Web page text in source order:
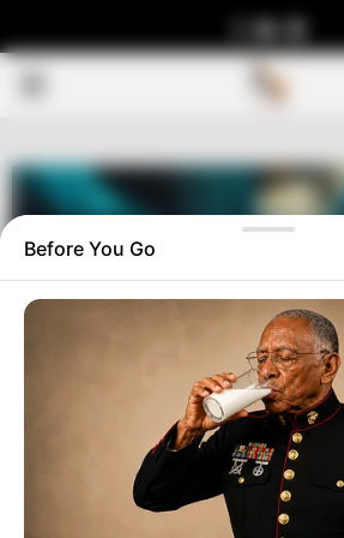
MENU
Before You Go